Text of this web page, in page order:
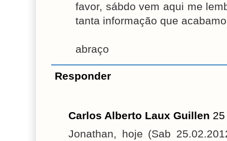
favor, sábdo vem aqui me
tanta informação que
abraço
Responder
Carlos Alberto Laux Guillen
Jonathan, hoje (Sab